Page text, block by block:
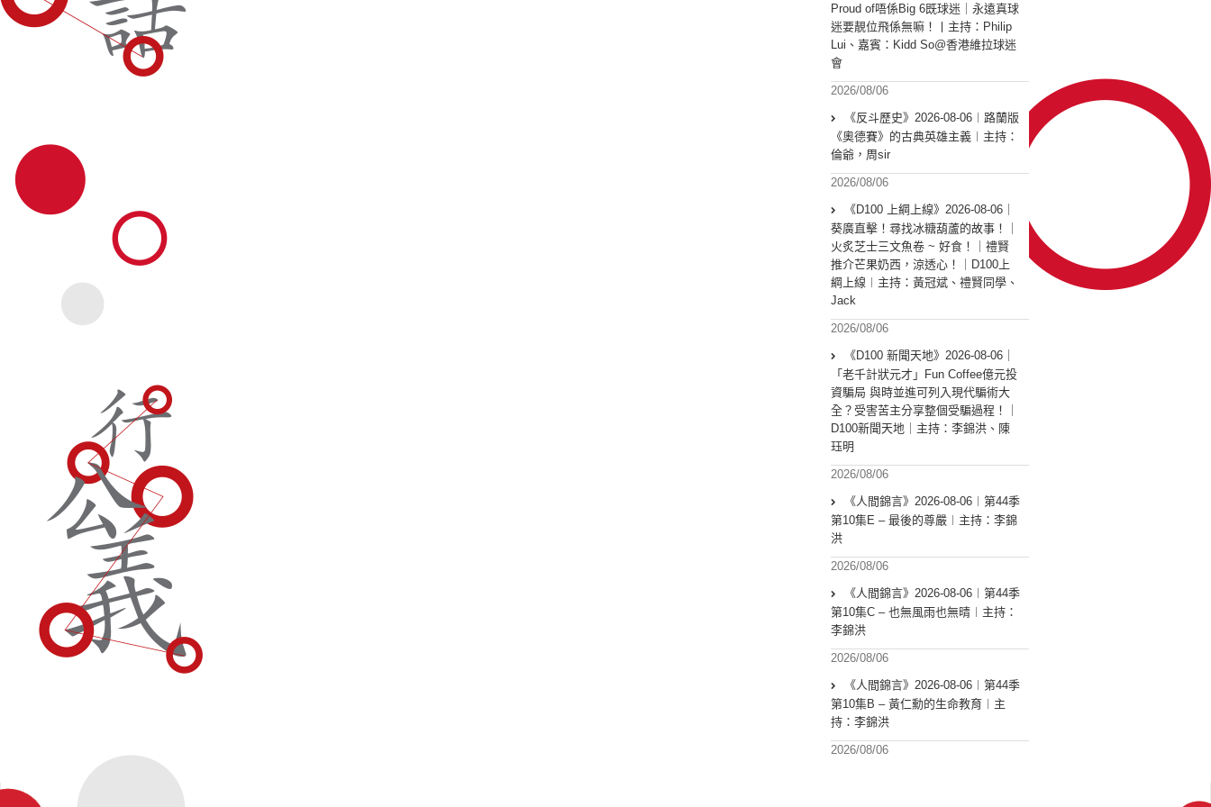
Proud of唔係Big 6既球迷｜永遠真球
迷要靚位飛係無嘛！丨主持：Philip
Lui、嘉賓：Kidd So@香港維拉球迷
會
2026/08/06
《反斗歷史》2026-08-06︱路蘭版
《奧德賽》的古典英雄主義︱主持：
倫爺，周sir
2026/08/06
《D100 上綱上線》2026-08-06｜
葵廣直擊！尋找冰糖葫蘆的故事！｜
火炙芝士三文魚卷 ~ 好食！｜禮賢
推介芒果奶西，涼透心！｜D100上
綱上線︱主持：黃冠斌、禮賢同學、
Jack
2026/08/06
《D100 新聞天地》2026-08-06｜
「老千計狀元才」Fun Coffee億元投
資騙局 與時並進可列入現代騙術大
全？受害苦主分享整個受騙過程！｜
D100新聞天地｜主持：李錦洪、陳
珏明
2026/08/06
《人間錦言》2026-08-06︱第44季
第10集E – 最後的尊嚴︱主持：李錦
洪
2026/08/06
《人間錦言》2026-08-06︱第44季
第10集C – 也無風雨也無晴︱主持：
李錦洪
2026/08/06
《人間錦言》2026-08-06︱第44季
第10集B – 黃仁勳的生命教育︱主
持：李錦洪
2026/08/06